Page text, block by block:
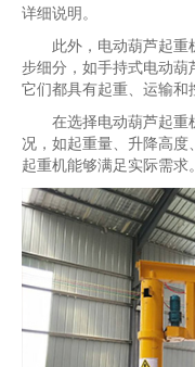
详细说明。
此外，电动葫芦起重
步细分，如手持式电动葫
它们都具有起重、运输和
在选择电动葫芦起重
况，如起重量、升降高度
起重机能够满足实际需求。